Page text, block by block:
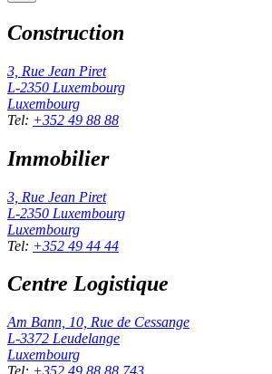
Construction
3, Rue Jean Piret
L-2350 Luxembourg
Luxembourg
Tel: +352 49 88 88
Immobilier
3, Rue Jean Piret
L-2350 Luxembourg
Luxembourg
Tel: +352 49 44 44
Centre Logistique
Am Bann, 10, Rue de Cessange
L-3372 Leudelange
Luxembourg